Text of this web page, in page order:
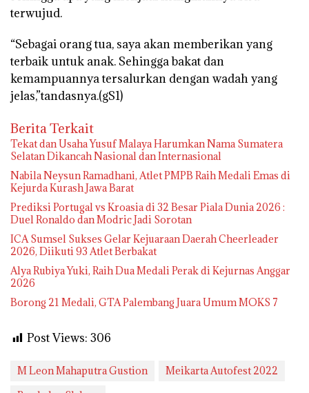
terwujud.
“Sebagai orang tua, saya akan memberikan yang
terbaik untuk anak. Sehingga bakat dan
kemampuannya tersalurkan dengan wadah yang
jelas,”tandasnya.(gS1)
Berita Terkait
Tekat dan Usaha Yusuf Malaya Harumkan Nama Sumatera
Selatan Dikancah Nasional dan Internasional
Nabila Neysun Ramadhani, Atlet PMPB Raih Medali Emas di
Kejurda Kurash Jawa Barat
Prediksi Portugal vs Kroasia di 32 Besar Piala Dunia 2026 :
Duel Ronaldo dan Modric Jadi Sorotan
ICA Sumsel Sukses Gelar Kejuaraan Daerah Cheerleader
2026, Diikuti 93 Atlet Berbakat
Alya Rubiya Yuki, Raih Dua Medali Perak di Kejurnas Anggar
2026
Borong 21 Medali, GTA Palembang Juara Umum MOKS 7
Post Views: 306
M Leon Mahaputra Gustion
Meikarta Autofest 2022